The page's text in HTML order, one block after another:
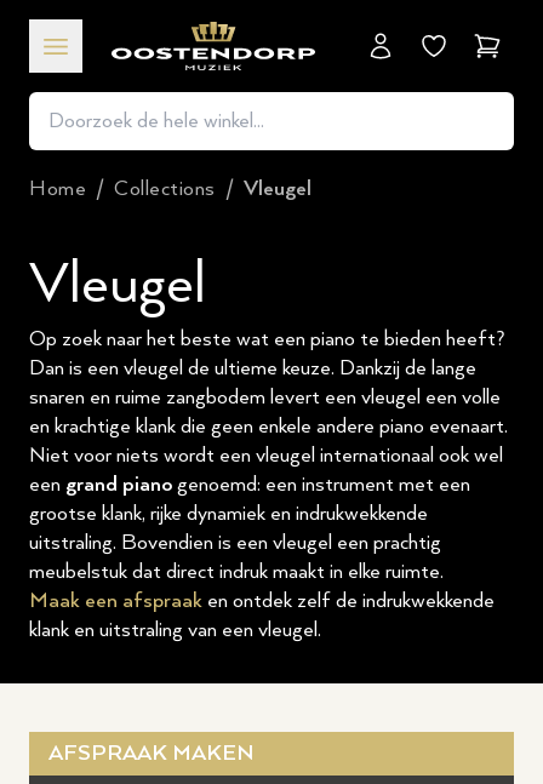
Home / Collections / Vleugel
Vleugel
Op zoek naar het beste wat een piano te bieden heeft?
Dan is een vleugel de ultieme keuze. Dankzij de lange
snaren en ruime zangbodem levert een vleugel een volle
en krachtige klank die geen enkele andere piano evenaart.
Niet voor niets wordt een vleugel internationaal ook wel
een grand piano genoemd: een instrument met een
grootse klank, rijke dynamiek en indrukwekkende
uitstraling. Bovendien is een vleugel een prachtig
meubelstuk dat direct indruk maakt in elke ruimte.
Maak een afspraak en ontdek zelf de indrukwekkende
klank en uitstraling van een vleugel.
AFSPRAAK MAKEN